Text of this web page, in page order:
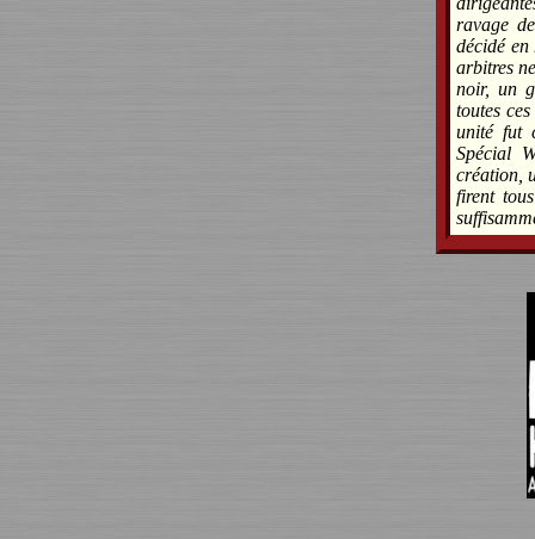
ravage
décidé
arbitres
noir, un
toutes
unité fut
Spécial
création,
firent